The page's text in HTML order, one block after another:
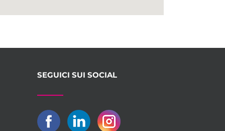
SEGUICI SUI SOCIAL